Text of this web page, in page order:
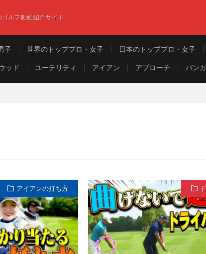
ゴルフ動画紹介サイト
子 世界のトッププロ・女子 日本のトッププロ・女子
ッド ユーテリティ アイアン アプローチ バン
アイアンの打ち方